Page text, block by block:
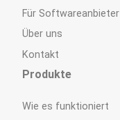
Für Softwareanbieter
Über uns
Kontakt
Produkte
Wie es funktioniert